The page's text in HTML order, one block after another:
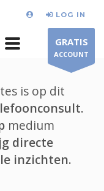
LOG IN
GRATIS
ACCOUNT
is op dit
medium
directe
inzichten.